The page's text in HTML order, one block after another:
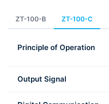
ZT-100-B ZT-100-C
Principle of Operation
Output Signal